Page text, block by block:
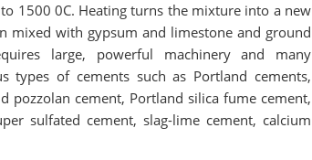
1500 0C. Heating turns the mixture into a new
mixed with gypsum and limestone and ground
large, powerful machinery and many
types of cements such as Portland cements,
pozzolan cement, Portland silica fume cement,
sulfated cement, slag-lime cement, calcium